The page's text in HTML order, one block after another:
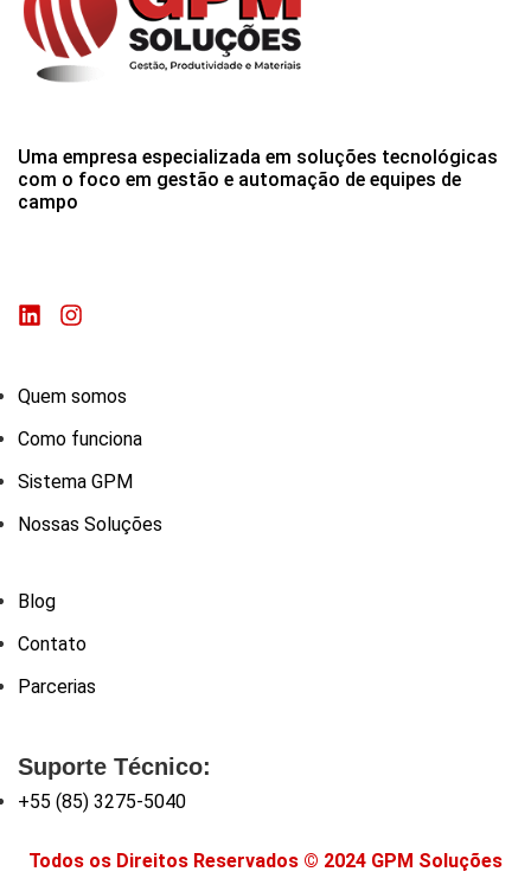
Uma empresa especializada em soluções tecnológicas
com o foco em gestão e automação de equipes de
campo
Quem somos
Como funciona
Sistema GPM
Nossas Soluções
Blog
Contato
Parcerias
Suporte Técnico:
+55 (85) 3275-5040
Todos os Direitos Reservados © 2024 GPM Soluções